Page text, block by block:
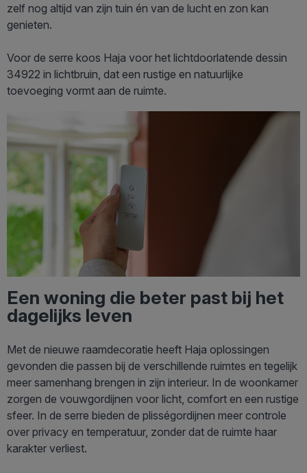
zelf nog altijd van zijn tuin én van de lucht en zon kan
genieten.
Voor de serre koos Haja voor het lichtdoorlatende dessin
34922 in lichtbruin, dat een rustige en natuurlijke
toevoeging vormt aan de ruimte.
Een woning die beter past bij het
dagelijks leven
Met de nieuwe raamdecoratie heeft Haja oplossingen
gevonden die passen bij de verschillende ruimtes en tegelijk
meer samenhang brengen in zijn interieur. In de woonkamer
zorgen de vouwgordijnen voor licht, comfort en een rustige
sfeer. In de serre bieden de plisségordijnen meer controle
over privacy en temperatuur, zonder dat de ruimte haar
karakter verliest.